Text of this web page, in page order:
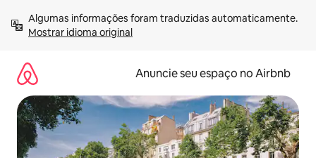
para
Mostrar idioma original
Anuncie seu espaço no Airbnb